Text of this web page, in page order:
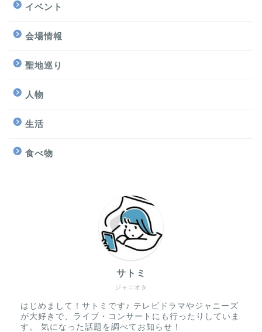
イベント
会場情報
聖地巡り
人物
生活
食べ物
ジャニオタ
サトミ
はじめまして！サトミです♪ テレビドラマやジャニーズ
が大好きで、ライブ・コンサートにも行ったりしていま
す。 気になった話題を調べてお知らせ！